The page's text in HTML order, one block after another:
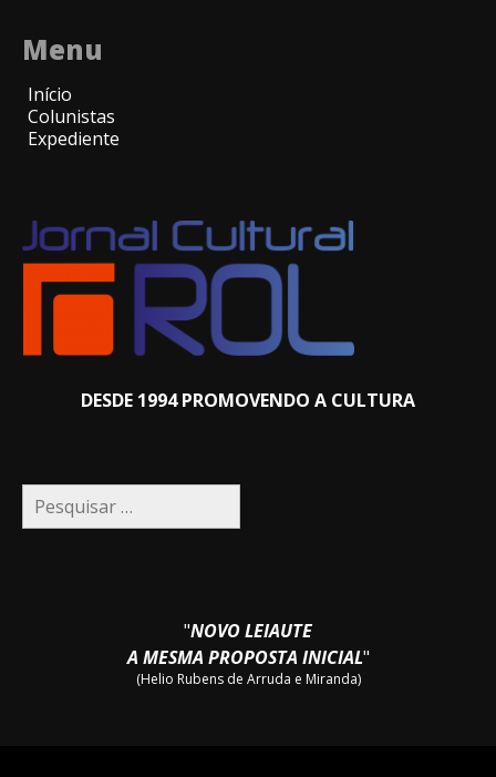
Menu
Início
Colunistas
Expediente
DESDE 1994 PROMOVENDO A CULTURA
Pesquisar
por:
"NOVO LEIAUTE
A MESMA PROPOSTA INICIAL"
(Helio Rubens de Arruda e Miranda)